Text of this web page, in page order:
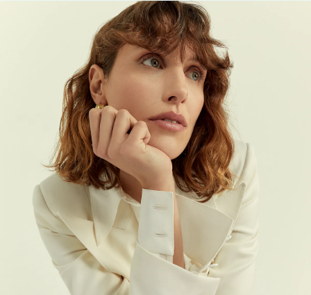
جاكيت صوف بنقشة الكاروهات المميزة رقم 139
3.950,00 lei RON